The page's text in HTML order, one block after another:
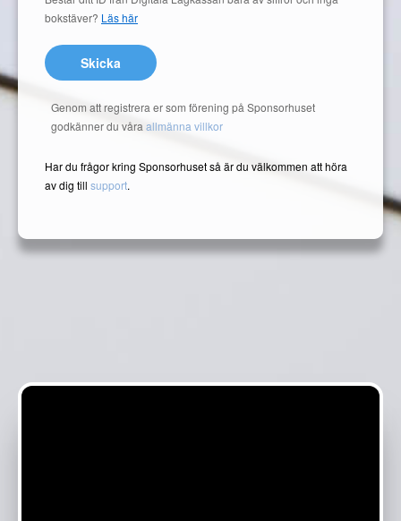
bokstäver? Läs här
Skicka
Genom att registrera er som förening på Sponsorhuset
godkänner du våra allmänna villkor
Har du frågor kring Sponsorhuset så är du välkommen att höra
av dig till support.